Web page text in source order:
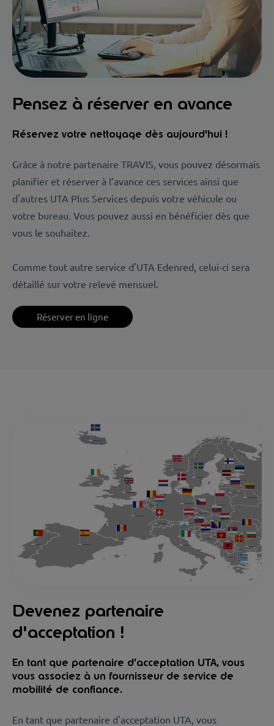
Pensez à réserver en avance
Réservez votre nettoyage dès aujourd'hui !
Grâce à notre partenaire TRAVIS, vous pouvez désormais
planifier et réserver à l’avance ces services ainsi que
d'autres UTA Plus Services depuis votre véhicule ou
votre bureau. Vous pouvez aussi en bénéficier dès que
vous le souhaitez.
Comme tout autre service d'UTA Edenred, celui-ci sera
détaillé sur votre relevé mensuel.
Réserver en ligne
Devenez partenaire
d'acceptation !
En tant que partenaire d’acceptation UTA, vous
vous associez à un fournisseur de service de
mobilité de confiance.
En tant que partenaire d'acceptation UTA, vous